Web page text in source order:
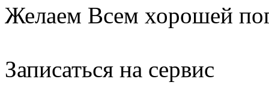
Желаем Всем хорошей
Записаться на сервис